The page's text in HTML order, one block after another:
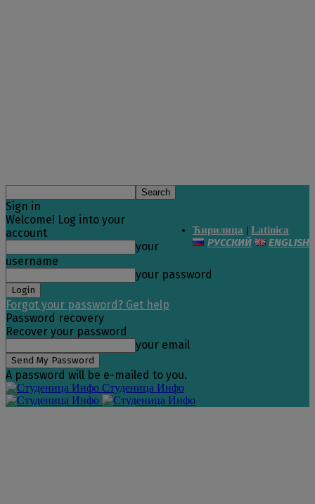
Ћирилица | Latinica
РУССКИЙ ENGLISH
Sign in
Welcome! Log into your
account
your
username
your password
Forgot your password? Get help
Password recovery
Recover your password
your email
A password will be e-mailed to you.
Студеница Инфо